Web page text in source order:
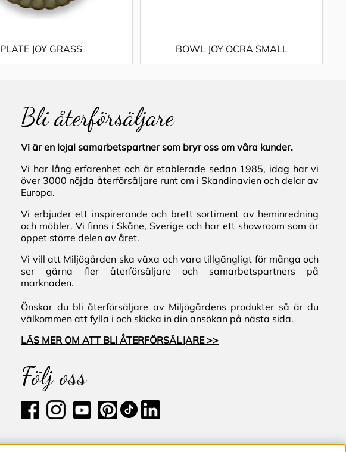
PLATE JOY GRASS BOWL JOY OCRA SMALL
Bli återförsäljare
Vi är en lojal samarbetspartner som bryr oss om våra kunder.
Vi har lång erfarenhet och är etablerade sedan 1985, idag har vi
över 3000 nöjda återförsäljare runt om i Skandinavien och delar av
Europa.
Vi erbjuder ett inspirerande och brett sortiment av heminredning
och möbler. Vi finns i Skåne, Sverige och har ett showroom som är
öppet större delen av året.
Vi vill att Miljögården ska växa och vara tillgängligt för många och
ser gärna fler återförsäljare och samarbetspartners på
marknaden.
Önskar du bli återförsäljare av Miljögårdens produkter så är du
välkommen att fylla i och skicka in din ansökan på nästa sida.
LÄS MER OM ATT BLI ÅTERFÖRSÄLJARE >>
Följ oss